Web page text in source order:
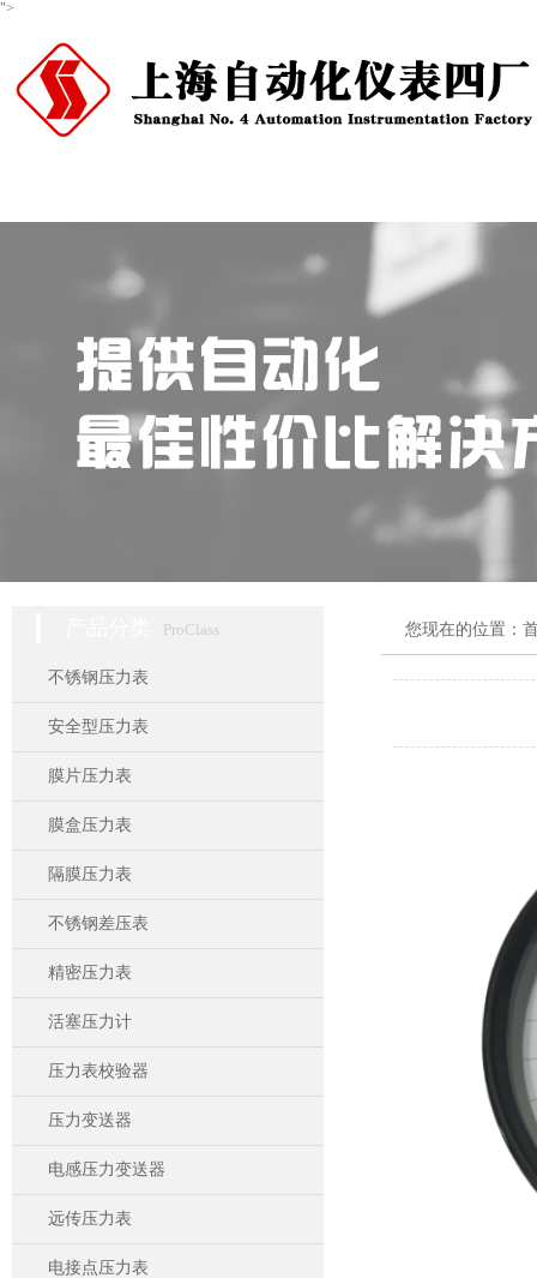
">
ProClass
不锈钢压力表
安全型压力表
膜片压力表
膜盒压力表
隔膜压力表
不锈钢差压表
精密压力表
活塞压力计
压力表校验器
压力变送器
电感压力变送器
远传压力表
电接点压力表
您现在的位置：